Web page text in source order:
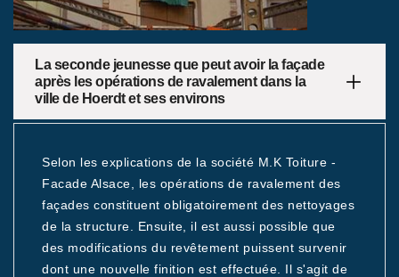
La seconde jeunesse que peut avoir la façade
après les opérations de ravalement dans la
ville de Hoerdt et ses environs
Selon les explications de la société M.K Toiture -
Facade Alsace, les opérations de ravalement des
façades constituent obligatoirement des nettoyages
de la structure. Ensuite, il est aussi possible que
des modifications du revêtement puissent survenir
dont une nouvelle finition est effectuée. Il s'agit de